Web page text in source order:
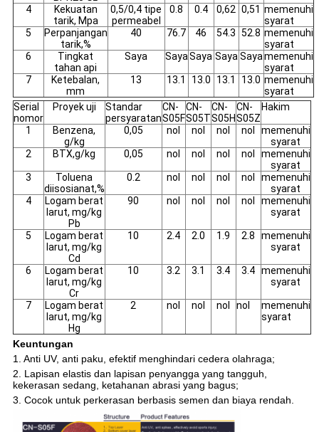
4
Kekuatan
tarik, Mpa
0,5/0,4 tipe
permeabel
0.8 0.4 0,62 0,51 memenuhi
syarat
5
Perpanjangan
tarik,%
40 76.7 46 54.3 52.8 memenuhi
syarat
6
Tingkat
tahan api
Saya SayaSaya SayaSayamemenuhi
syarat
7
Ketebalan,
mm
13 13.1 13.0 13.1 13.0 memenuhi
syarat
Serial
nomor
Proyek uji
Standar
persyaratan
CN-
S05F
CN-
S05T
CN-
S05H
CN-
S05Z
Hakim
1
Benzena,
g/kg
0,05 nol nol nol nol
memenuhi
syarat
2
BTX,g/kg 0,05 nol nol nol nol
memenuhi
syarat
3
Toluena
diisosianat,%
0.2 nol nol nol nol
memenuhi
syarat
4
Logam berat
larut, mg/kg
Pb
90 nol nol nol nol
memenuhi
syarat
5
Logam berat
larut, mg/kg
Cd
10 2.4 2.0 1.9 2.8
memenuhi
syarat
6
Logam berat
larut, mg/kg
Cr
10 3.2 3.1 3.4 3.4 memenuhi
syarat
7
Logam berat
larut, mg/kg
Hg
2 nol nol nol nol
memenuhi
syarat
Keuntungan
1. Anti UV, anti paku, efektif menghindari cedera olahraga;
2. Lapisan elastis dan lapisan penyangga yang tangguh,
kekerasan sedang, ketahanan abrasi yang bagus;
3. Cocok untuk perkerasan berbasis semen dan biaya rendah.